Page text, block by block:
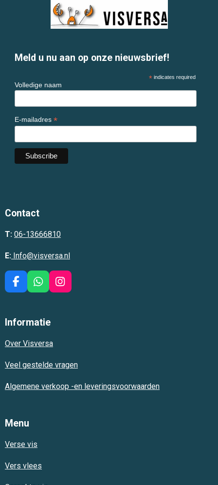
Meld u nu aan op onze nieuwsbrief!
* indicates required
Volledige naam
E-mailadres *
Contact
T: 06-13666810
E: Info@visversa.nl
F
a
b
o
W
h
s
p
I
n
m
Informatie
Over Visversa
Veel gestelde vragen
Algemene verkoop -en leveringsvoorwaarden
Menu
Verse vis
Vers vlees